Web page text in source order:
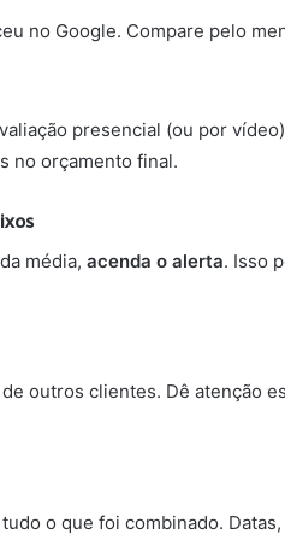
no Google. Compare pelo
presencial (ou por
no orçamento final.
média, acenda o alerta. Isso
outros clientes. Dê atenção
o que foi combinado.